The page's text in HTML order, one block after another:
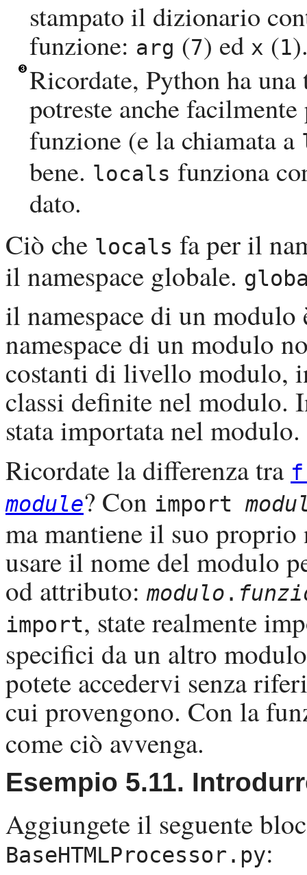
stampato il dizionario
funzione: arg (7) ed x (1
Ricordate, Pythonha
potreste anche
funzione (e la chiamata a
bene. locals funziona
dato.
Ciò che locals fa per il
il namespace globale.
il namespace di un
namespace di un modulo
costanti di livello modulo,
classi definite nel modulo.
stata importata nel modulo.
Ricordate la differenza tra
module? Con import
ma mantiene il suo proprio
usare il nome del modulo
od attributo:modulo .
import, state realmente
specifici da un altro
potete accedervi senza
cui provengono. Con la
come ciò avvenga.
Esempio 5.11.
Aggiungete il seguente
BaseHTMLProcessor.py: